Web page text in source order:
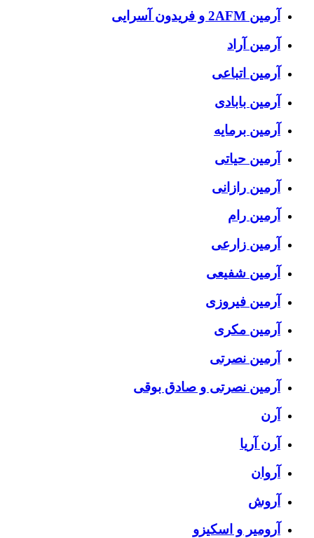
آرمین 2AFM و فریدون آسرایی
آرمین آراد
آرمین اتباعی
آرمین بابادی
آرمین برمایه
آرمین حیاتی
آرمین رازانی
آرمین رام
آرمین زارعی
آرمین شفیعی
آرمین فیروزی
آرمین مکری
آرمین نصرتی
آرمین نصرتی و صادق بوقی
آرن
آرن آریا
آروان
آروش
آرومیر و اسکیزو